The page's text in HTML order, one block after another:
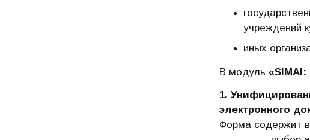
учреждений
иных
В модуль
1.
электронного
Форма содержит